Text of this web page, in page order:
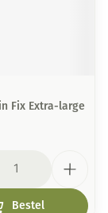
Fix Extra-large
Bestel